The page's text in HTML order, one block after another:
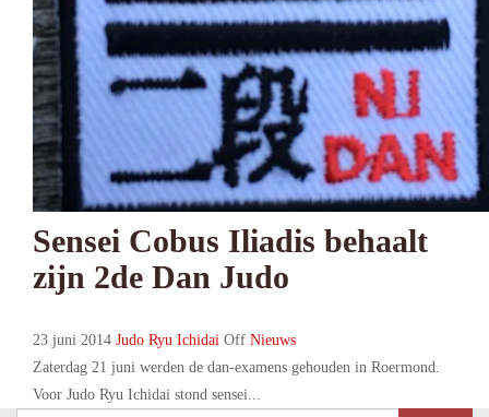
Sensei Cobus Iliadis behaalt
zijn 2de Dan Judo
23 juni 2014 Judo Ryu Ichidai Off Nieuws
Zaterdag 21 juni werden de dan-examens gehouden in Roermond.
Voor Judo Ryu Ichidai stond sensei...